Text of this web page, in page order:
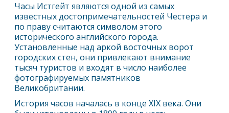
Часы Истгейт являются одной из самых
известных достопримечательностей Честера и
по праву считаются символом этого
исторического английского города.
Установленные над аркой восточных ворот
городских стен, они привлекают внимание
тысяч туристов и входят в число наиболее
фотографируемых памятников
Великобритании.
История часов началась в конце XIX века. Они